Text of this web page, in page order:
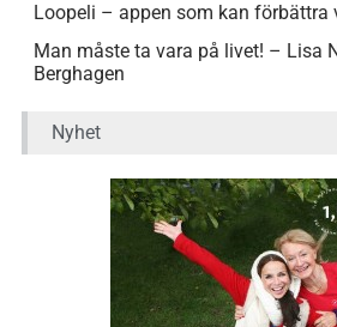
Loopeli – appen som kan förbättra
Man måste ta vara på livet! – Lisa
Berghagen
Nyhet